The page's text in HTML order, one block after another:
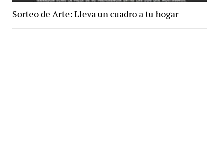
Sorteo de Arte: Lleva un cuadro a tu hogar